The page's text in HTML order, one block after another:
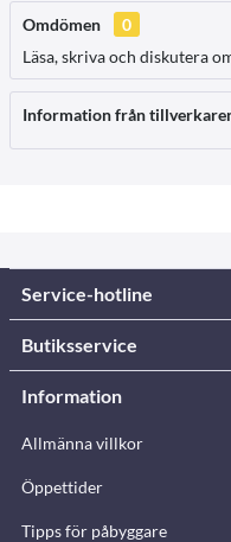
Omdömen
0
Läsa, skriva och diskutera
Information från
Service-hotline
Butiksservice
Information
Allmänna villkor
Öppettider
Tipps för påbyggare